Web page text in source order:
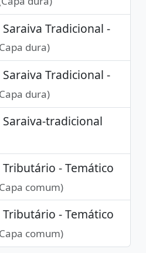
Tradicional -
dura)
Tradicional -
dura)
tradicional
- Temático
comum)
- Temático
comum)